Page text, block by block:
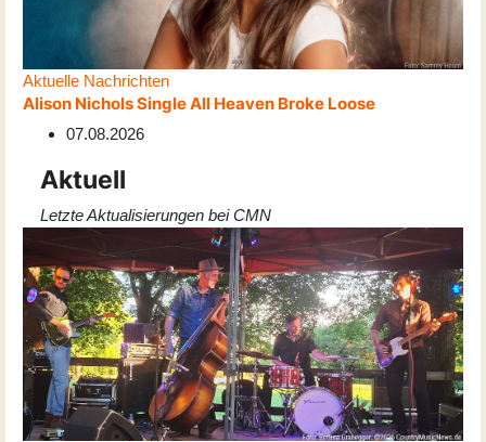
Aktuelle Nachrichten
Alison Nichols Single All Heaven Broke Loose
07.08.2026
Aktuell
Letzte Aktualisierungen bei CMN